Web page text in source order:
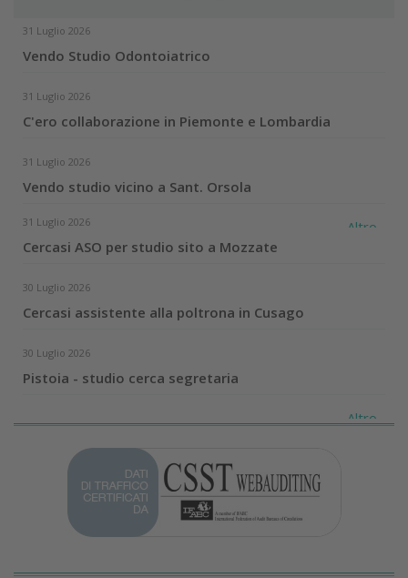
31 Luglio 2026
Vendo Studio Odontoiatrico
31 Luglio 2026
C'ero collaborazione in Piemonte e Lombardia
31 Luglio 2026
Vendo studio vicino a Sant. Orsola
Altro...
31 Luglio 2026
Cercasi ASO per studio sito a Mozzate
30 Luglio 2026
Cercasi assistente alla poltrona in Cusago
30 Luglio 2026
Pistoia - studio cerca segretaria
Altro...